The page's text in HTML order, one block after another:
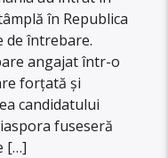
în Republica
de întrebare.
angajat într-o
forțată și
candidatului
fuseseră
[…]